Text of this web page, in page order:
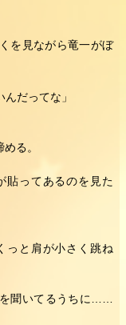
を見ながら竜一がぼ
んだってな」
る。
貼ってあるのを見た
っと肩が小さく跳ね
聞いてるうちに……